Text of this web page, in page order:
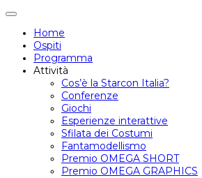
Attiva/disattiva
navigazione
Home
Ospiti
Programma
Attività
Cos’è la Starcon Italia?
Conferenze
Giochi
Esperienze interattive
Sfilata dei Costumi
Fantamodellismo
Premio OMEGA SHORT
Premio OMEGA GRAPHICS